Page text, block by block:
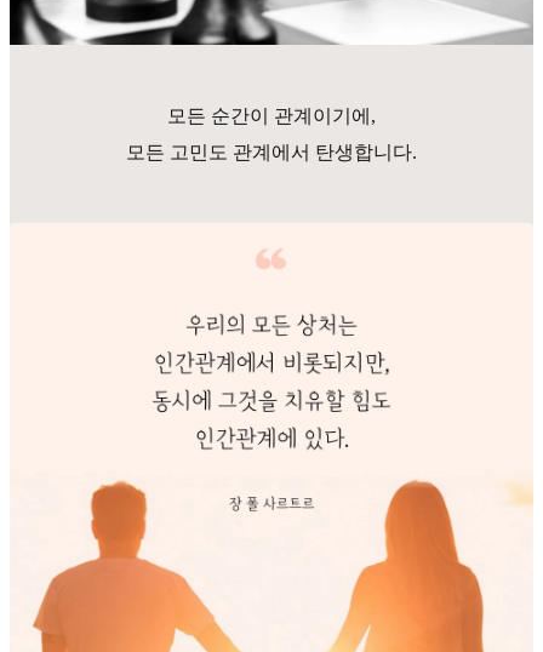
모든 순간이 관계이기에,
모든 고민도 관계에서 탄생합니다.